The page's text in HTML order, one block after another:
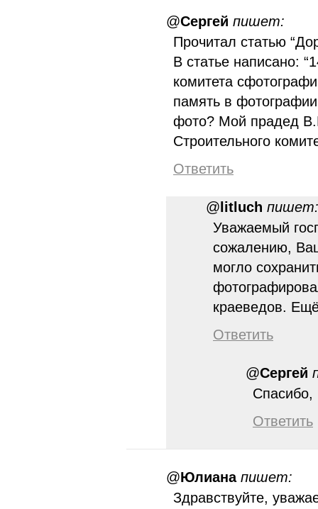
@Сергей пишет:
Прочитал статью
В статье написано:
комитета
память в
фото? Мой прадед
Строительного
Ответить
@ litluch пишет:
Уважаемый
сожалению,
могло
краеведов.
Ответить
@Сергей
Спасибо,
Ответить
@Юлиана пишет:
Здравствуйте,